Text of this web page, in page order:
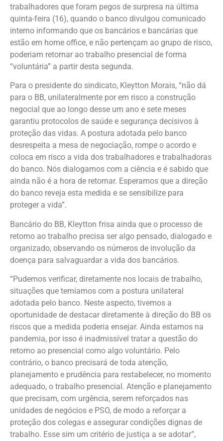
trabalhadores que foram pegos de surpresa na última
quinta-feira (16), quando o banco divulgou comunicado
interno informando que os bancários e bancárias que
estão em home office, e não pertençam ao grupo de risco,
poderiam retornar ao trabalho presencial de forma
“voluntária” a partir desta segunda.
Para o presidente do sindicato, Kleytton Morais, “não dá
para o BB, unilateralmente por em risco a construção
negocial que ao longo desse um ano e sete meses
garantiu protocolos de saúde e segurança decisivos à
proteção das vidas. A postura adotada pelo banco
desrespeita a mesa de negociação, rompe o acordo e
coloca em risco a vida dos trabalhadores e trabalhadoras
do banco. Nós dialogamos com a ciência e é sabido que
ainda não é a hora de retornar. Esperamos que a direção
do banco reveja esta medida e se sensibilize para
proteger a vida”.
Bancário do BB, Kleytton frisa ainda que o processo de
retorno ao trabalho precisa ser algo pensado, dialogado e
organizado, observando os números de involução da
doença para salvaguardar a vida dos bancários.
“Pudemos verificar, diretamente nos locais de trabalho,
situações que temíamos com a postura unilateral
adotada pelo banco. Neste aspecto, tivemos a
oportunidade de destacar diretamente à direção do BB os
riscos que a medida poderia ensejar. Ainda estamos na
pandemia, por isso é inadmissível tratar a questão do
retorno ao presencial como algo voluntário. Pelo
contrário, o banco precisará de toda atenção,
planejamento e prudência para restabelecer, no momento
adequado, o trabalho presencial. Atenção e planejamento
que precisam, com urgência, serem reforçados nas
unidades de negócios e PSO, de modo a reforçar a
proteção dos colegas e assegurar condições dignas de
trabalho. Esse sim um critério de justiça a se adotar”,